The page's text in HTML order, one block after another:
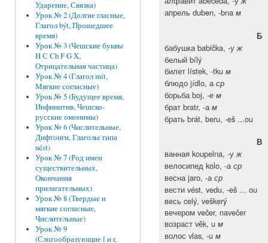
Ударение, Связка)
Урок № 2 (Долгие гласные,
Глагол být, Прошедшее
время)
Урок № 3 (Чешские буквы
H С Ch F G X,
Отрицательная частица)
Урок № 4 (Глагол mít,
Мягкие согласные)
Урок № 5 (Будущее время,
Инфинитив, Чешско-
русские омонимы)
Урок № 6 (Числительные,
Дифтонги, Глаголы типа
nést)
Урок № 7 (Род имен
существительных,
Окончания
прилагательных)
Урок № 8 (Твердые и
мягкие согласные,
Числительные)
Урок № 9
(Слогообразующие l и r,
апрель duben, -bna м
Б
бабушка babička, -уж
белый bílý
билет lístek, -tku м
блюдо jídlo, аср
борьба boj, -е м
брат bratr, -ам
брать brát, beru, -eš ...ou
В
ванная koupelna, -уж
велосипед kolo, -аср
весна jaro, -аср
вести vést, vedu, -eš ... ou
весь celý, veškerý
вечером večer, navečer
возраст věk, u м
волос vlas, -u м